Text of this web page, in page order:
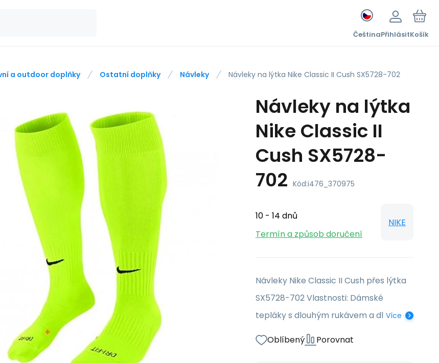
ČeštinaPřihlásitKošík
a outdoor doplňky Ostatní doplňky Návleky Návleky na lýtka Nike Classic II Cush SX5728-702
Návleky na lýtka
Nike Classic II
Cush SX5728-
702 Kód:i476_370975
10 - 14 dnů
Termín a způsob doručení
NIKE
Návleky Nike Classic II Cush přes lýtka
SX5728-702 Vlastnosti: Dámské
tepláky s dlouhým rukávem a dl Více
Oblíbený Porovnat